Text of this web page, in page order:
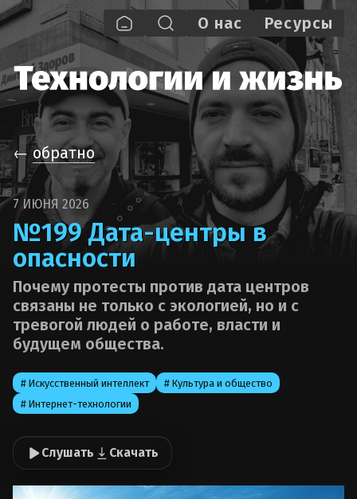
О нас Pecypcы
←обратно
7 ИЮНЯ 2026
№199 Дата-центры в
опасности
Почему протесты против дата центров
связаны не только с экологией, но и с
тревогой людей о работе, власти и
будущем общества.
# Искусственный интеллект
# Культура и общество
# Интернет-технологии
Слушать Скачать